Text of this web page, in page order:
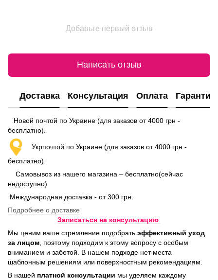
Добавьте первый отзыв
Написать отзыв
Доставка Консультация Оплата Гарантия
Новой почтой по Украине (для заказов от 4000 грн -
бесплатно).
Укрпочтой по Украине (для заказов от 4000 грн -
бесплатно).
Самовывоз из нашего магазина – бесплатно(сейчас
недоступно)
Международная доставка - от 300 грн.
Подробнее о доставке
Записаться на консультацию
Мы ценим ваше стремление подобрать эффективный уход
за лицом , поэтому подходим к этому вопросу с особым
вниманием и заботой. В нашем подходе нет места
шаблонным решениям или поверхностным рекомендациям.
В нашей платной консультации мы уделяем каждому